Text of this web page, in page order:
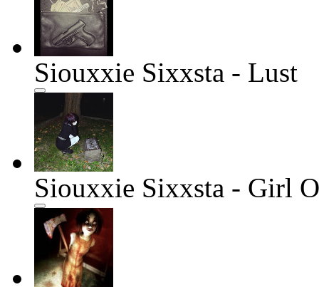
Siouxxie Sixxsta - Lust
Siouxxie Sixxsta - Girl